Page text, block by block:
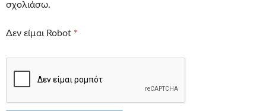
σχολιάσω.
Δεν είμαι Robot *